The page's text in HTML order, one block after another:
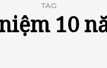
TAG
10